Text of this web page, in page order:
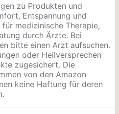
zu Produkten und
Entspannung und
medizinische Therapie,
durch Ärzte. Bei
bitte einen Arzt aufsuchen.
oder Heilversprechen
zugesichert. Die
von den Amazon
keine Haftung für deren